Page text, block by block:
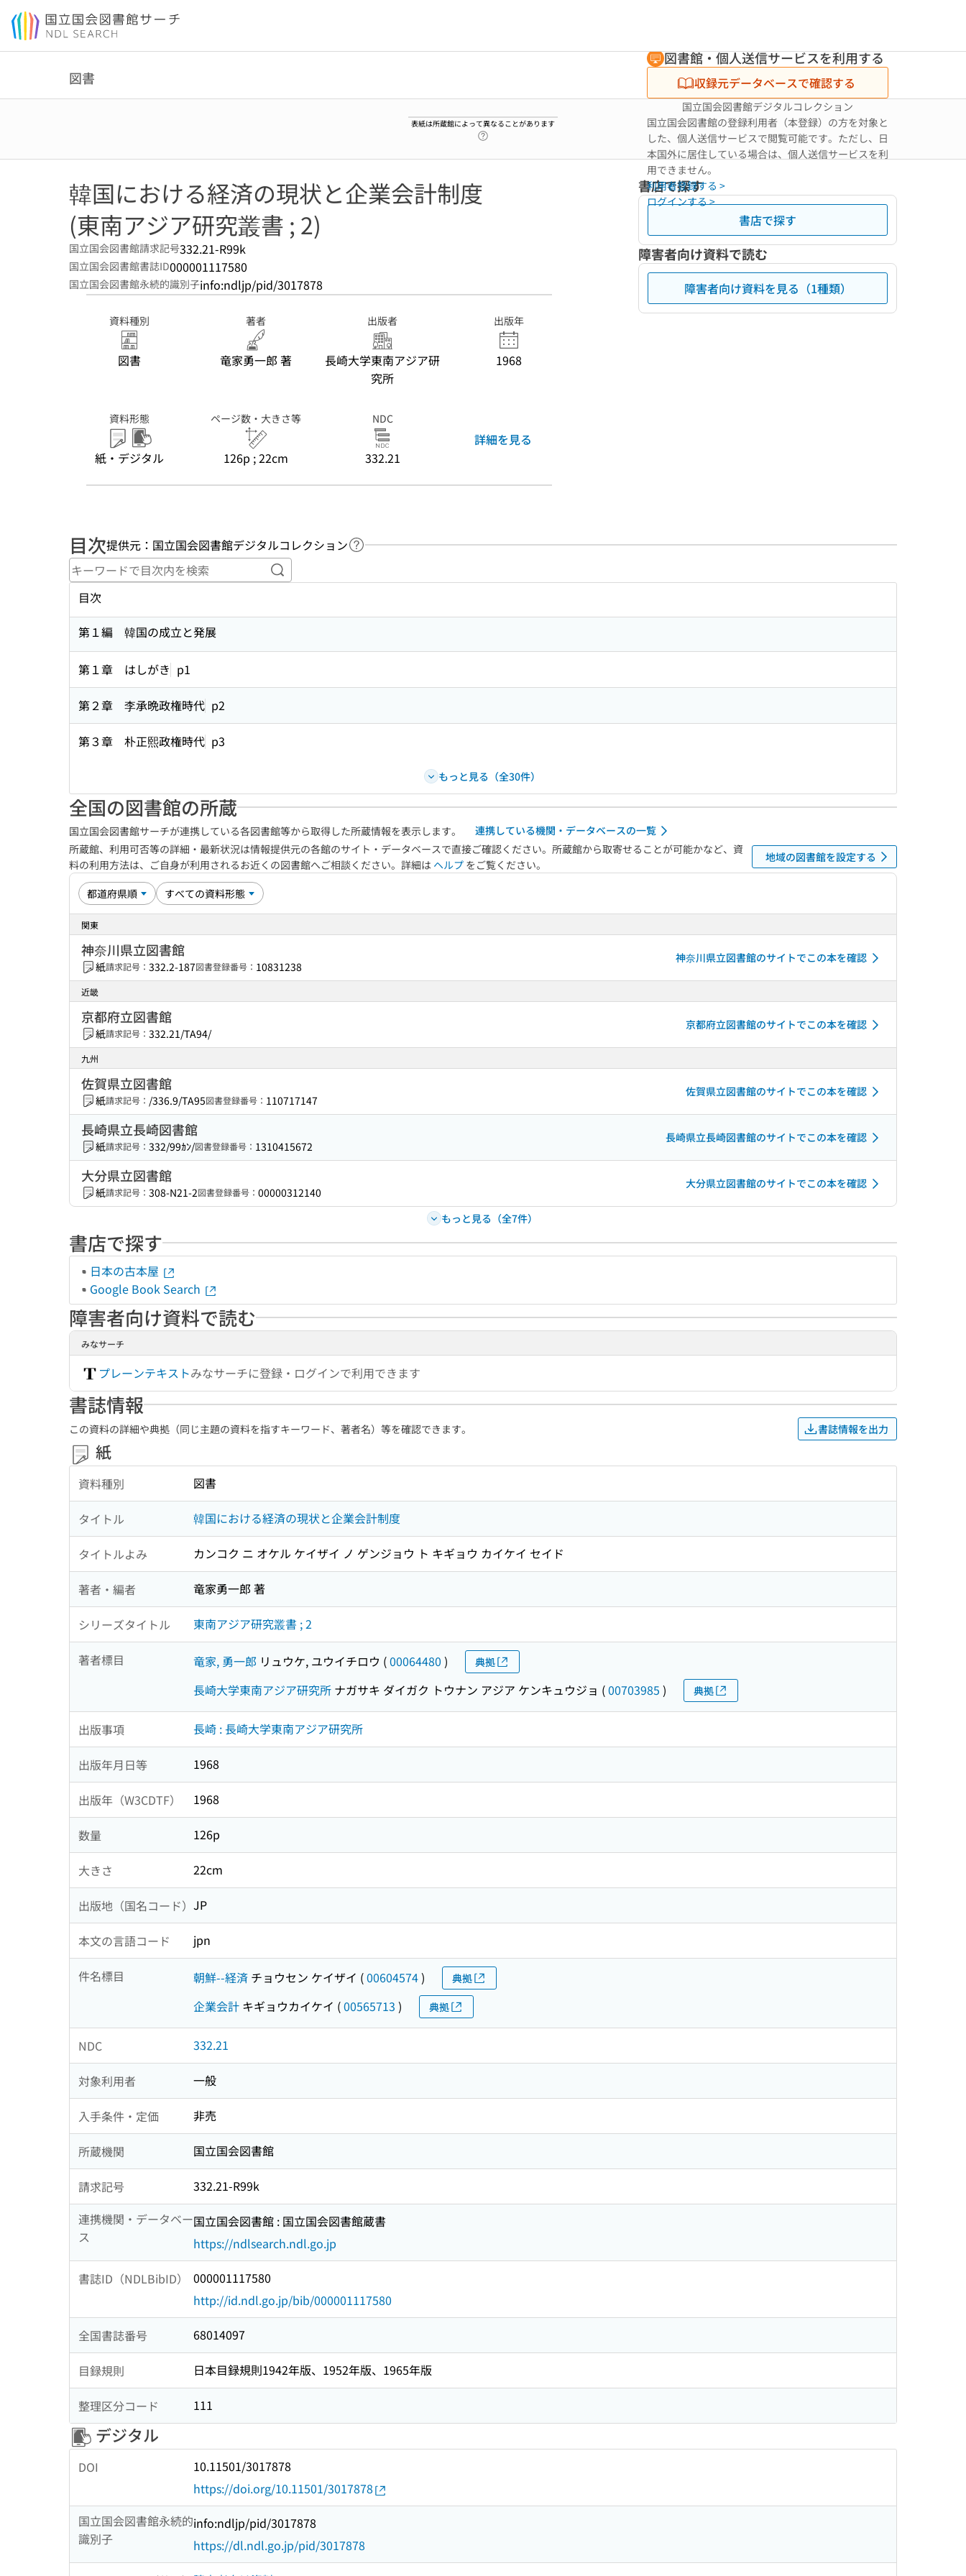
本文へ移動
図書
表紙は所蔵館によって異なることがあります
図書館・個人送信サービスを利用する
収録元データベースで確認する
国立国会図書館デジタルコレクション
国立国会図書館の登録利用者（本登録）の方を対象と
した、個人送信サービスで閲覧可能です。ただし、日
本国外に居住している場合は、個人送信サービスを利
用できません。
利用者登録する >
ログインする >
韓国における経済の現状と企業会計制度
(東南アジア研究叢書 ; 2)
国立国会図書館請求記号332.21-R99k
国立国会図書館書誌ID000001117580
国立国会図書館永続的識別子info:ndljp/pid/3017878
資料種別
図書
著者
竜家勇一郎 著
出版者
長崎大学東南アジア研
究所
出版年
1968
資料形態
紙・デジタル
ページ数・大きさ等
126p ; 22cm
NDC
332.21
詳細を見る
書店で探す
書店で探す
障害者向け資料で読む
障害者向け資料を見る（1種類）
目次提供元：国立国会図書館デジタルコレクション ヘルプページへのリンク
キーワードで目次内を検索
目次
第１編 韓国の成立と発展
第１章 はしがき p1
第２章 李承晩政権時代 p2
第３章 朴正熙政権時代 p3
もっと見る（全30件）
全国の図書館の所蔵
国立国会図書館サーチが連携している各図書館等から取得した所蔵情報を表示します。
連携している機関・データベースの一覧
所蔵館、利用可否等の詳細・最新状況は情報提供元の各館のサイト・データベースで直接ご確認ください。所蔵館から取寄せることが可能かなど、資
料の利用方法は、ご自身が利用されるお近くの図書館へご相談ください。詳細は ヘルプ をご覧ください。
地域の図書館を設定する
関東
神奈川県立図書館
紙請求記号： 332.2-187図書登録番号： 10831238
神奈川県立図書館のサイトでこの本を確認
近畿
京都府立図書館
紙請求記号： 332.21/TA94/
京都府立図書館のサイトでこの本を確認
九州
佐賀県立図書館
紙請求記号： /336.9/TA95図書登録番号： 110717147
佐賀県立図書館のサイトでこの本を確認
長崎県立長崎図書館
紙請求記号： 332/99ｶﾝ/図書登録番号： 1310415672
長崎県立長崎図書館のサイトでこの本を確認
大分県立図書館
紙請求記号： 308-N21-2図書登録番号： 00000312140
大分県立図書館のサイトでこの本を確認
もっと見る（全7件）
書店で探す
日本の古本屋
Google Book Search
障害者向け資料で読む
みなサーチ
プレーンテキストみなサーチに登録・ログインで利用できます
書誌情報
この資料の詳細や典拠（同じ主題の資料を指すキーワード、著者名）等を確認できます。 書誌情報を出力
紙
資料種別 図書
タイトル 韓国における経済の現状と企業会計制度
タイトルよみ カンコク ニ オケル ケイザイ ノ ゲンジョウ ト キギョウ カイケイ セイド
著者・編者 竜家勇一郎 著
シリーズタイトル 東南アジア研究叢書 ; 2
著者標目 竜家, 勇一郎 リュウケ, ユウイチロウ (00064480 ) 典拠
長崎大学東南アジア研究所 ナガサキ ダイガク トウナン アジア ケンキュウジョ (00703985 ) 典拠
出版事項 長崎 : 長崎大学東南アジア研究所
出版年月日等 1968
出版年（W3CDTF） 1968
数量 126p
大きさ 22cm
出版地（国名コード） JP
本文の言語コード jpn
件名標目 朝鮮--経済 チョウセン ケイザイ (00604574) 典拠
企業会計 キギョウカイケイ (00565713 ) 典拠
NDC 332.21
対象利用者 一般
入手条件・定価 非売
所蔵機関 国立国会図書館
請求記号
332.21-R99k
連携機関・データベー
ス
国立国会図書館 : 国立国会図書館蔵書
https://ndlsearch.ndl.go.jp
書誌ID（NDLBibID）
000001117580
http://id.ndl.go.jp/bib/000001117580
全国書誌番号 68014097
目録規則 日本目録規則1942年版、1952年版、1965年版
整理区分コード 111
デジタル
DOI
10.11501/3017878
https://doi.org/10.11501/3017878
国立国会図書館永続的
識別子
info:ndljp/pid/3017878
https://dl.ndl.go.jp/pid/3017878